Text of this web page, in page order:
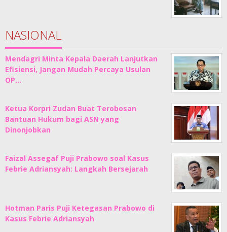
NASIONAL
Mendagri Minta Kepala Daerah Lanjutkan
Efisiensi, Jangan Mudah Percaya Usulan
OP…
Ketua Korpri Zudan Buat Terobosan
Bantuan Hukum bagi ASN yang
Dinonjobkan
Faizal Assegaf Puji Prabowo soal Kasus
Febrie Adriansyah: Langkah Bersejarah
Hotman Paris Puji Ketegasan Prabowo di
Kasus Febrie Adriansyah